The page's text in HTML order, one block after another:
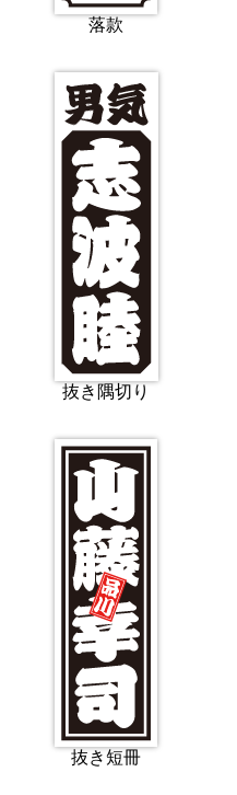
落款
抜き隅切り
抜き短冊